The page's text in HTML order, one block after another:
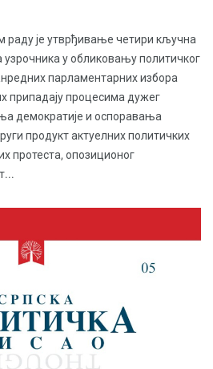
је утврђивање четири кључна
узрочника у обликовању политичког
парламентарних избора
припадају процесима дужег
демократије и оспоравања
продукт актуелних политичких
протеста, опозиционог